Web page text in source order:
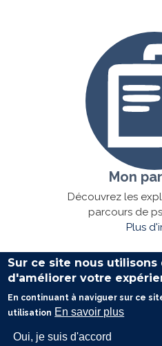
Mon
Découvrez les
parcours de
Plus
Honoraires-Mentions légales-
réalisé parwww.psy-site.fr
Sur ce site nous utilisons
d'améliorer votre
En continuant à naviguer sur ce
utilisation En savoir plus
Oui, je suis d'accord